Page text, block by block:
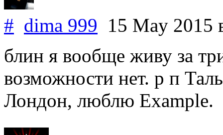
# dima 999 15 May 2015
блин я вообще живу за
возможности нет. р п
Лондон, люблю Example.